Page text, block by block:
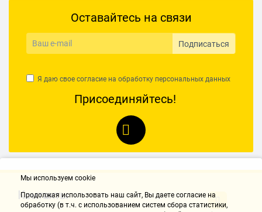
Оставайтесь на связи
Подписаться
Я даю свое согласие на обработку персональных данных
Присоединяйтесь!
Контакты
Мы используем cookie
Продолжая использовать наш cайт, Вы даете согласие на
обработку (в т.ч. с использованием систем сбора статистики,